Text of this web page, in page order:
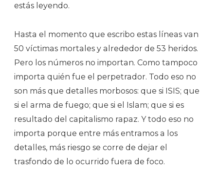
estás leyendo.
Hasta el momento que escribo estas líneas van
50 víctimas mortales y alrededor de 53 heridos.
Pero los números no importan. Como tampoco
importa quién fue el perpetrador. Todo eso no
son más que detalles morbosos: que si ISIS; que
si el arma de fuego; que si el Islam; que si es
resultado del capitalismo rapaz. Y todo eso no
importa porque entre más entramos a los
detalles, más riesgo se corre de dejar el
trasfondo de lo ocurrido fuera de foco.